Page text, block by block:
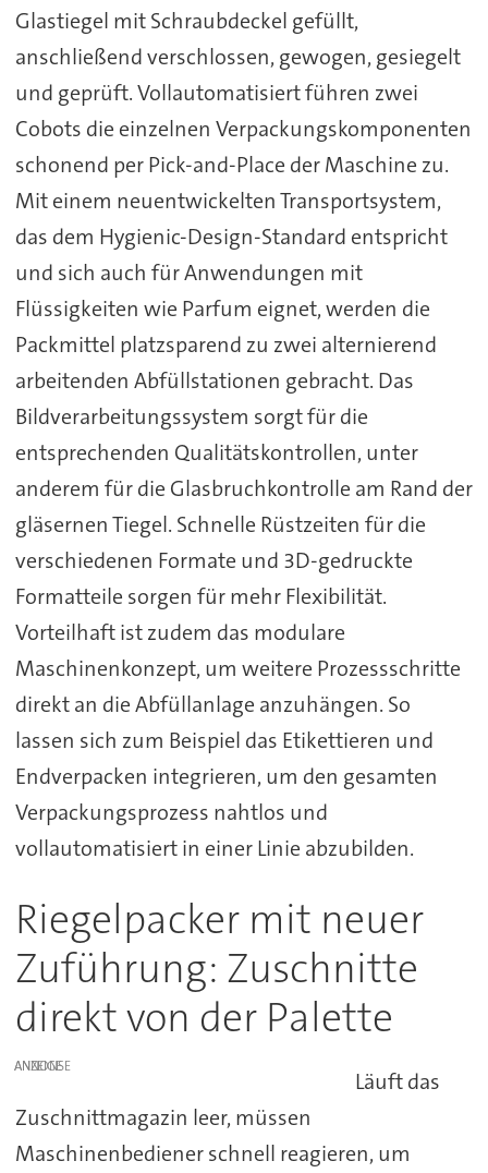
Glastiegel mit Schraubdeckel gefüllt,
anschließend verschlossen, gewogen, gesiegelt
und geprüft. Vollautomatisiert führen zwei
Cobots die einzelnen Verpackungskomponenten
schonend per Pick-and-Place der Maschine zu.
Mit einem neuentwickelten Transportsystem,
das dem Hygienic-Design-Standard entspricht
und sich auch für Anwendungen mit
Flüssigkeiten wie Parfum eignet, werden die
Packmittel platzsparend zu zwei alternierend
arbeitenden Abfüllstationen gebracht. Das
Bildverarbeitungssystem sorgt für die
entsprechenden Qualitätskontrollen, unter
anderem für die Glasbruchkontrolle am Rand der
gläsernen Tiegel. Schnelle Rüstzeiten für die
verschiedenen Formate und 3D-gedruckte
Formatteile sorgen für mehr Flexibilität.
Vorteilhaft ist zudem das modulare
Maschinenkonzept, um weitere Prozessschritte
direkt an die Abfüllanlage anzuhängen. So
lassen sich zum Beispiel das Etikettieren und
Endverpacken integrieren, um den gesamten
Verpackungsprozess nahtlos und
vollautomatisiert in einer Linie abzubilden.
Riegelpacker mit neuer
Zuführung: Zuschnitte
direkt von der Palette
ANZEIGE
Läuft das
Zuschnittmagazin leer, müssen
Maschinenbediener schnell reagieren, um